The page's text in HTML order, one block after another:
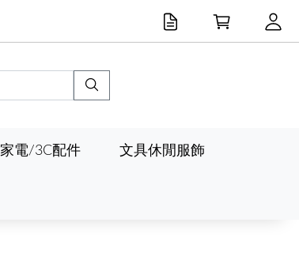
家電/3C配件 文具休閒服飾